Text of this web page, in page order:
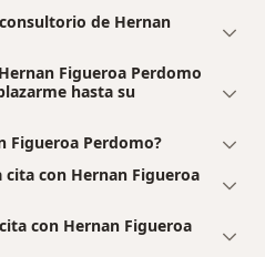
de Hernan
Figueroa Perdomo
hasta su
Figueroa Perdomo?
con Hernan Figueroa
con Hernan Figueroa